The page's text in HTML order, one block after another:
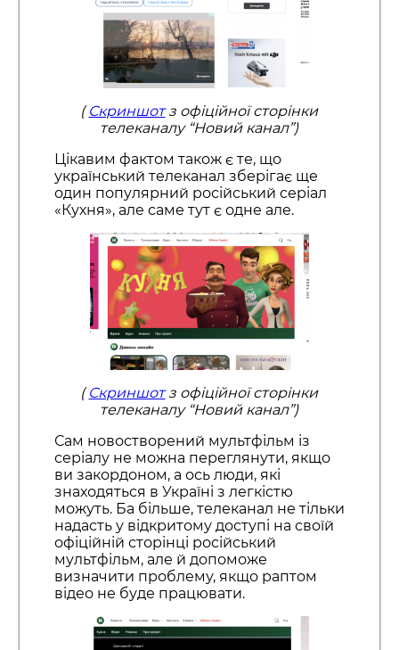
(Скриншотз офіційної сторінки
телеканалу “Новий канал”)
Цікавим фактом також є те, що
український телеканал зберігає ще
один популярний російський серіал
«Кухня», але саме тут є одне але.
(Скриншотз офіційної сторінки
телеканалу “Новий канал”)
Сам новостворений мультфільм із
серіалу не можна переглянути, якщо
ви закордоном, а ось люди, які
знаходяться в Україні з легкістю
можуть. Ба більше, телеканал не тільки
надасть у відкритому доступі на своїй
офіційній сторінці російський
мультфільм, але й допоможе
визначити проблему, якщо раптом
відео не буде працювати.